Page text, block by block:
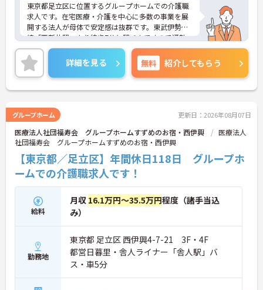
東京都足立区に位置するグループホームでの介護職
求人です。在宅医療・介護を中心に多数の事業を展
開する法人が母体で安定感は抜群です。東武伊勢崎
線「西新井駅」より徒歩7分と駅チカですので通勤
に大変便利です。ご興味のある方には、面接対策ポ
イントなど、さらに詳細をお話しいたしますのでお
気軽にご相談ください。
詳細を見る 無料 紹介してもらう
グループホーム 更新日：2026年08月07日
医療法人社団福寿会 グループホームすずめのお宿・西伊興
医療法人
社団福寿会 グループホームすずめのお宿・西伊興
【東京都／足立区】年間休日118日 グループホ
ームでの介護職求人です！
給料
月収 16.1万円～35.5万円程度（諸手当込
み）
勤務地
東京都 足立区 西伊興4-7-21 3F・4F
都営日暮里・舎人ライナー「舎人駅」バ
ス・車5分